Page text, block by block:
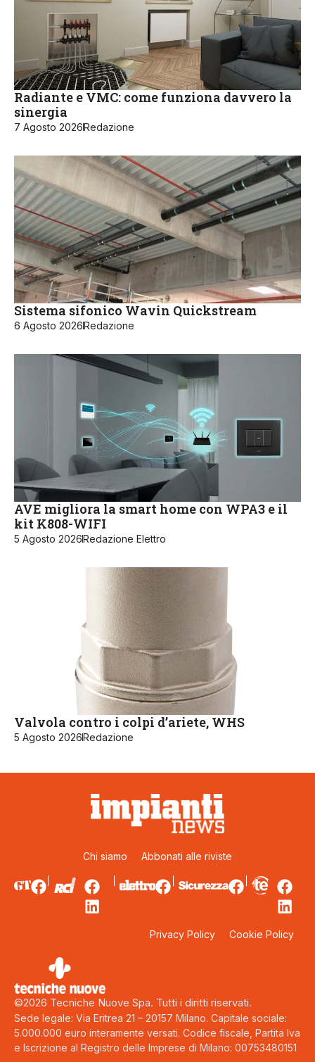
Radiante e VMC: come funziona davvero la
sinergia
7 Agosto 2026Redazione
Sistema sifonico Wavin Quickstream
6 Agosto 2026Redazione
AVE migliora la smart home con WPA3 e il
kit K808-WIFI
5 Agosto 2026Redazione Elettro
Valvola contro i colpi d’ariete, WHS
5 Agosto 2026Redazione
Chi siamo Abbonati alle riviste
Privacy Policy Cookie Policy
©2026 Tecniche Nuove Spa. Tutti i diritti riservati.
Sede legale: Via Eritrea 21 – 20157 Milano. Capitale sociale:
5.000.000 euro interamente versati. Codice fiscale, Partita Iva
e Iscrizione al Registro delle Imprese di Milano: 00753480151